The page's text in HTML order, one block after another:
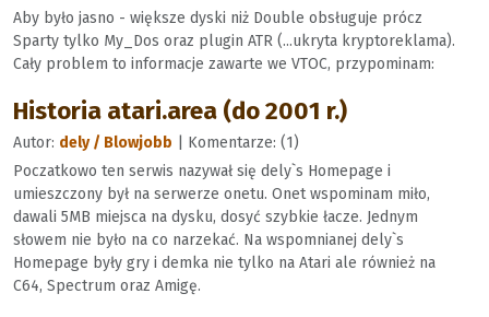
Aby było jasno - większe dyski niż Double obsługuje prócz
Sparty tylko My_Dos oraz plugin ATR (...ukryta kryptoreklama).
Cały problem to informacje zawarte we VTOC, przypominam:
Historia atari.area (do 2001 r.)
Autor: dely / Blowjobb | Komentarze: (1)
Poczatkowo ten serwis nazywał się dely`s Homepage i
umieszczony był na serwerze onetu. Onet wspominam miło,
dawali 5MB miejsca na dysku, dosyć szybkie łacze. Jednym
słowem nie było na co narzekać. Na wspomnianej dely`s
Homepage były gry i demka nie tylko na Atari ale również na
C64, Spectrum oraz Amigę.